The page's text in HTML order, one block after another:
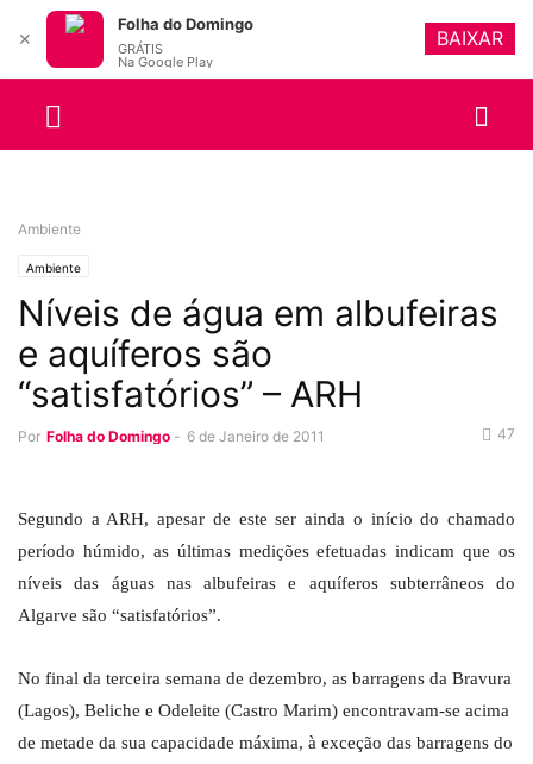
Ambiente
Ambiente
Níveis de água em albufeiras
e aquíferos são
“satisfatórios” – ARH
Por Folha do Domingo - 6 de Janeiro de 2011 47
Segundo a ARH, apesar de este ser ainda o início do chamado
período húmido, as últimas medições efetuadas indicam que os
níveis das águas nas albufeiras e aquíferos subterrâneos do
Algarve são “satisfatórios”.
No final da terceira semana de dezembro, as barragens da Bravura
(Lagos), Beliche e Odeleite (Castro Marim) encontravam-se acima
de metade da sua capacidade máxima, à exceção das barragens do
✕
Folha do Domingo
GRÁTIS
Na Google Play
BAIXAR